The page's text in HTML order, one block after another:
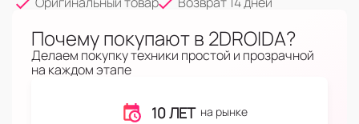
Почему покупают в 2DROIDA?
Делаем покупку техники простой и прозрачной
на каждом этапе
10 ЛЕТ на рынке